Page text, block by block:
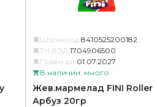
Штрихкод: 8410525200182
ТН ВЭД: 1704906500
Годен до: 01.07.2027
В наличии: много
Жев.мармелад FINI Roller
Арбуз 20гр